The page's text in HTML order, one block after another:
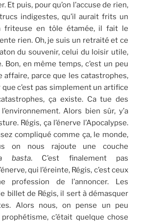
Et puis, pour qu’on l’accuse de rien,
indigestes, qu’il aurait frits un
friteuse en tôle étamée, il fait le
rien. Oh, je suis un retraité et ce
du souvenir, celui du loisir utile,
Bon, en même temps, c’est un peu
affaire, parce que les catastrophes,
c’est pas simplement un artifice
ça existe. Ca tue des
Alors bien sûr, y’a
Régis, ça l’énerve l’Apocalypse.
compliqué comme ça, le monde,
on nous rajoute une couche
basta. C’est finalement pas
qui l’éreinte, Régis, c’est ceux
de l’annoncer. Les
billet de Régis, il sert à démasquer
Alors nous, on pense un peu
c’était quelque chose